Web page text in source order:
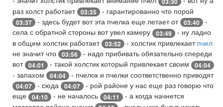
раз холст работает 03:35 - гарантированно что порой
03:37 - здесь будет вот эта пчелка еще летает от 03:40
-
села с обратной стороны вот увел камеру
03:49
- ну ладно
в общем холстик работает 03:52 - холстик привлекает пчел
не значит что
03:56
- надо прибивать обязательно спереди
вот 04:01 - такой холстик который привлекает своим 04:04
- запахом 04:04 - пчелок и пчелки соответственно приводят
04:07 - сюда 04:07
- рой районе у нас еще раз говорю что
еще
04:10 - не началось 04:11
- а когда начнется